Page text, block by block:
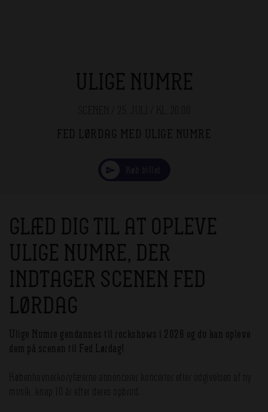
ULIGE NUMRE
SCENEN / 25. JULI / KL. 20.00
FED LØRDAG MED ULIGE NUMRE
GLÆD DIG TIL AT OPLEVE
ULIGE NUMRE, DER
INDTAGER SCENEN FED
LØRDAG
Ulige Numre gendannes til rockshows i 2026 og du kan opleve
dem på scenen til Fed Lørdag!
Københavnerkoryfæerne annoncerer koncerter efter udgivelsen af ny
musik, knap 10 år efter deres opbrud.